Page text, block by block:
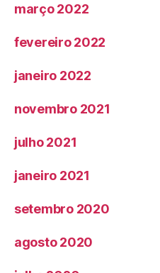
março 2022
fevereiro 2022
janeiro 2022
novembro 2021
julho 2021
janeiro 2021
setembro 2020
agosto 2020